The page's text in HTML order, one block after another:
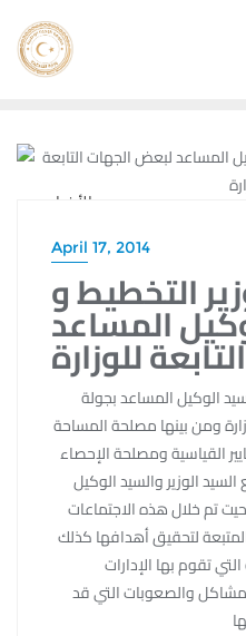
content
الأخبار
April 17, 2014
التخطيط و
المساعد
للوزارة
الوكيل المساعد بجولة
ومن بينها مصلحة المساحة
القياسية ومصلحة الإحصاء
الوزير والسيد الوكيل
تم خلال هذه الاجتماعات
لتحقيق أهدافها كذلك
تقوم بها الإدارات
والصعوبات التي قد